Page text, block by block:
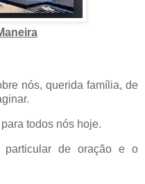
nós, querida família, de
todos nós hoje.
particular de oração e o